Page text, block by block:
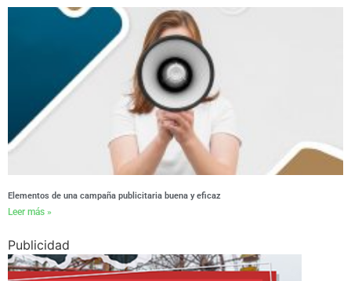
Elementos de una campaña publicitaria buena y eficaz
Leer más »
Publicidad